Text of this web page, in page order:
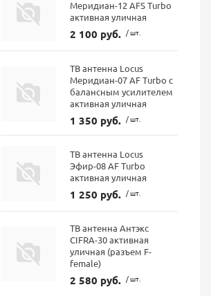
Меридиан-12 AFS Turbo
активная уличная
2 100 руб. / шт.
ТВ антенна Locus
Меридиан-07 AF Turbo с
балансным усилителем
активная уличная
1 350 руб. / шт.
ТВ антенна Locus
Эфир-08 AF Turbo
активная уличная
1 250 руб. / шт.
ТВ антенна Антэкс
CIFRA-30 активная
уличная (разъем F-
female)
2 580 руб. / шт.